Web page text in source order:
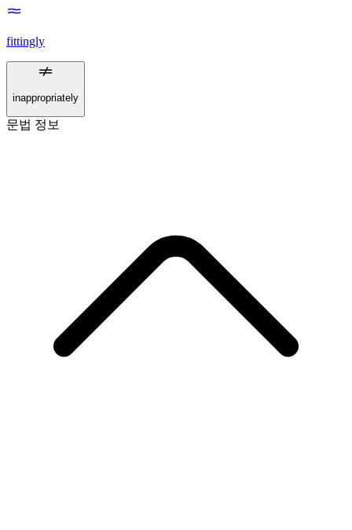
fittingly
inappropriately
문법 정보